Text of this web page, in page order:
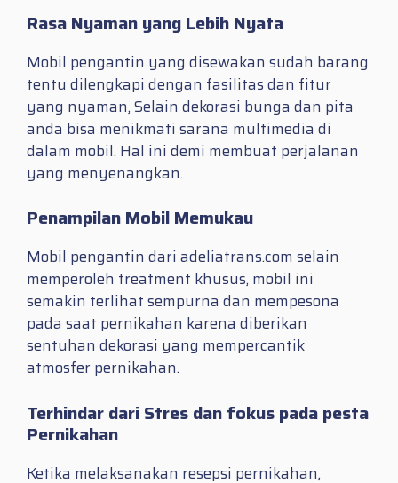
Rasa Nyaman yang Lebih Nyata
Mobil pengantin yang disewakan sudah barang
tentu dilengkapi dengan fasilitas dan fitur
yang nyaman, Selain dekorasi bunga dan pita
anda bisa menikmati sarana multimedia di
dalam mobil. Hal ini demi membuat perjalanan
yang menyenangkan.
Penampilan Mobil Memukau
Mobil pengantin dari adeliatrans.com selain
memperoleh treatment khusus, mobil ini
semakin terlihat sempurna dan mempesona
pada saat pernikahan karena diberikan
sentuhan dekorasi yang mempercantik
atmosfer pernikahan.
Terhindar dari Stres dan fokus pada pesta
Pernikahan
Ketika melaksanakan resepsi pernikahan,